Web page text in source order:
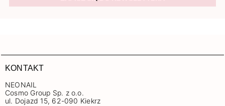
KONTAKT
NEONAIL
Cosmo Group Sp. z o.o.
ul. Dojazd 15, 62-090 Kiekrz